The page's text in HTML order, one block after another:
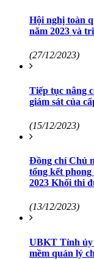
Hội nghị toàn
năm 2023 và
(27/12/2023)
Tiếp tục nâng
giám sát của
(15/12/2023)
Đồng chí Chủ
tổng kết
2023 Khối thi
(13/12/2023)
UBKT Tỉnh ủy
mềm quản lý